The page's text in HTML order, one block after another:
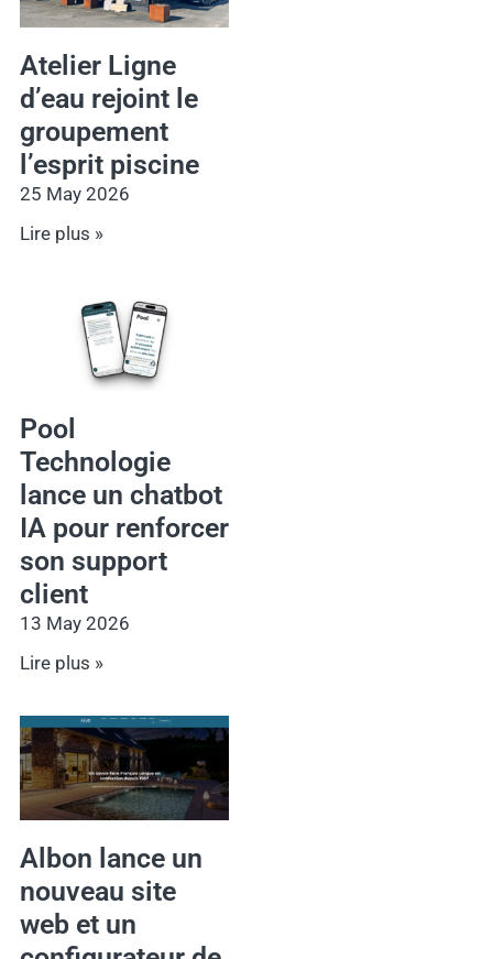
Atelier Ligne
d’eau rejoint le
groupement
l’esprit piscine
25 May 2026
Lire plus »
Pool
Technologie
lance un chatbot
IA pour renforcer
son support
client
13 May 2026
Lire plus »
Albon lance un
nouveau site
web et un